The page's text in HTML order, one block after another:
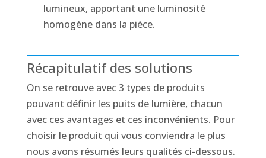
lumineux, apportant une luminosité
homogène dans la pièce.
Récapitulatif des solutions
On se retrouve avec 3 types de produits
pouvant définir les puits de lumière, chacun
avec ces avantages et ces inconvénients. Pour
choisir le produit qui vous conviendra le plus
nous avons résumés leurs qualités ci-dessous.